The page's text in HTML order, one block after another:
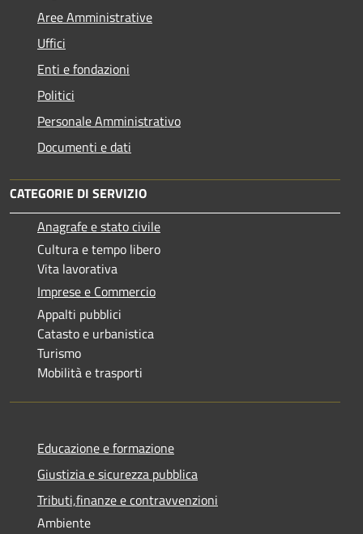
Aree Amministrative
Uffici
Enti e fondazioni
Politici
Personale Amministrativo
Documenti e dati
CATEGORIE DI SERVIZIO
Anagrafe e stato civile
Cultura e tempo libero
Vita lavorativa
Imprese e Commercio
Appalti pubblici
Catasto e urbanistica
Turismo
Mobilità e trasporti
Educazione e formazione
Giustizia e sicurezza pubblica
Tributi,finanze e contravvenzioni
Ambiente